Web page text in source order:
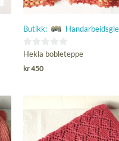
Butikk:
0
ut
Hekla bobleteppe
kr450